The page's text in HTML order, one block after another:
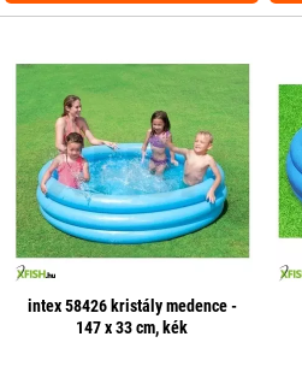
intex 58426 kristály medence -
147 x 33 cm, kék